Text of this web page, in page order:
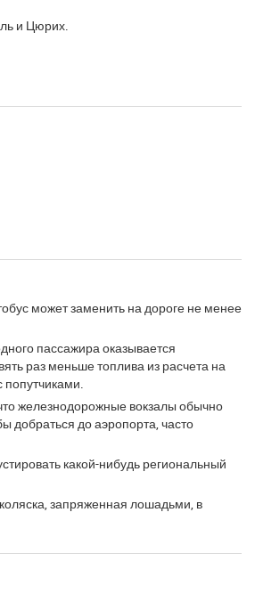
и Цюрих.
может заменить на дороге не менее
пассажира оказывается
раз меньше топлива из расчета на
железнодорожные вокзалы обычно
добраться до аэропорта, часто
какой-нибудь региональный
запряженная лошадьми, в